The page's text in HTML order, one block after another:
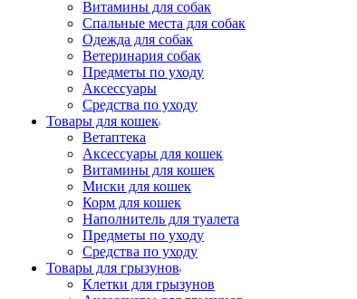
Витамины для собак
Спальные места для собак
Одежда для собак
Ветеринария собак
Предметы по уходу
Аксессуары
Средства по уходу
Товары для кошек
Ветаптека
Аксессуары для кошек
Витамины для кошек
Миски для кошек
Корм для кошек
Наполнитель для туалета
Предметы по уходу
Средства по уходу
Товары для грызунов
Клетки для грызунов